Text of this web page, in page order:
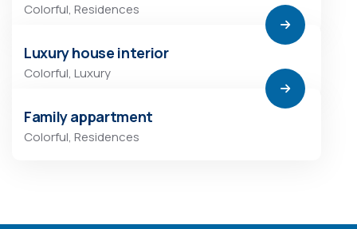
Colorful, Residences
Luxury house interior
Colorful, Luxury
Family appartment
Colorful, Residences